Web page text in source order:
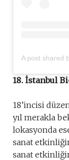
18. İstanbul
18’incisi
yıl merakla
lokasyonda
sanat
sanat